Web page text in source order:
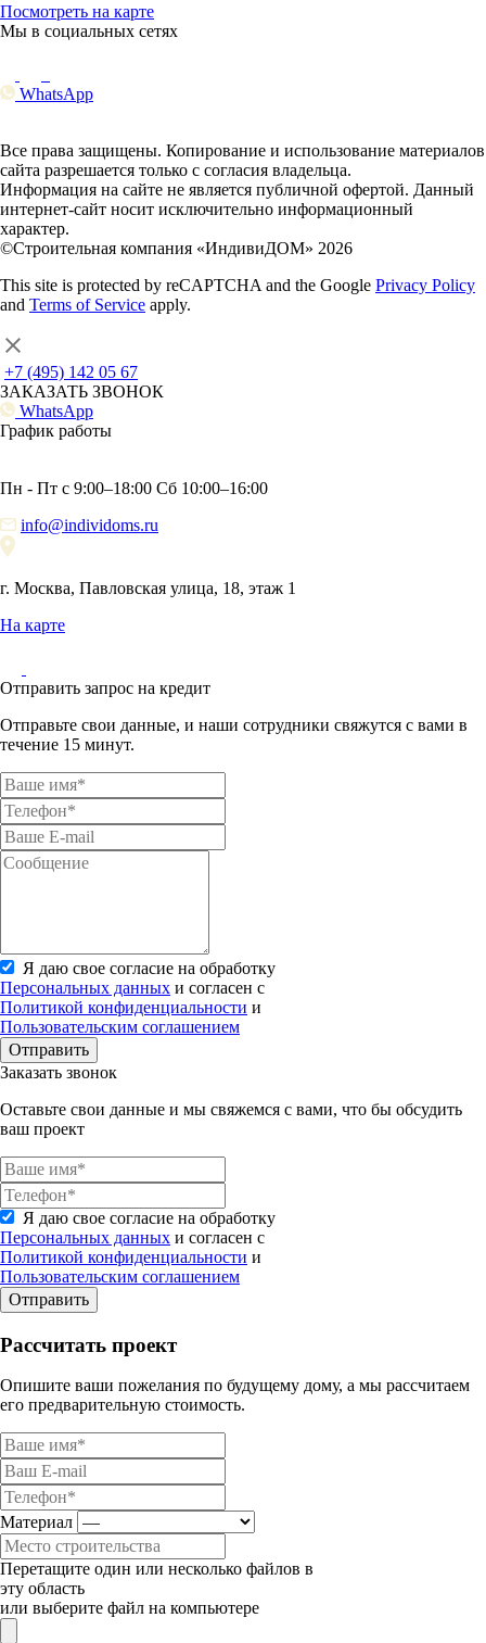
Посмотреть на карте
Мы в социальных сетях
WhatsApp
Все права защищены. Копирование и использование материалов
сайта разрешается только с согласия владельца.
Информация на сайте не является публичной офертой. Данный
интернет-сайт носит исключительно информационный
характер.
©Строительная компания «ИндивиДОМ» 2026
This site is protected by reCAPTCHA and the Google Privacy Policy
and Terms of Service apply.
+7 (495) 142 05 67
ЗАКАЗАТЬ ЗВОНОК
WhatsApp
График работы
Пн - Пт с 9:00–18:00 Сб 10:00–16:00
info@individoms.ru
г. Москва, Павловская улица, 18, этаж 1
На карте
Отправить запрос на кредит
Отправьте свои данные, и наши сотрудники свяжутся с вами в
течение 15 минут.
Я даю свое согласие на обработку
Персональных данных и согласен с
Политикой конфиденциальности и
Пользовательским соглашением
Отправить
Заказать звонок
Оставьте свои данные и мы свяжемся с вами, что бы обсудить
ваш проект
Я даю свое согласие на обработку
Персональных данных и согласен с
Политикой конфиденциальности и
Пользовательским соглашением
Отправить
Рассчитать проект
Опишите ваши пожелания по будущему дому, а мы рассчитаем
его предварительную стоимость.
Материал
Перетащите один или несколько файлов в
эту область
или выберите файл на компьютере